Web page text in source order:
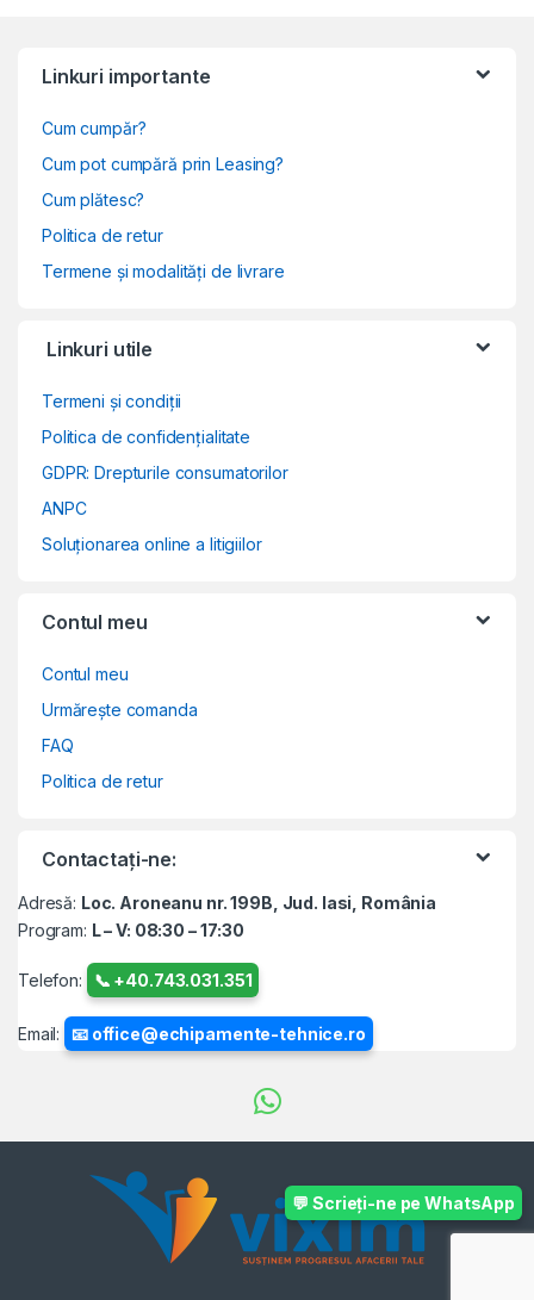
💬 Scrieți-ne pe WhatsApp
Linkuri importante
Cum cumpăr?
Cum pot cumpără prin Leasing?
Cum plătesc?
Politica de retur
Termene și modalități de livrare
Linkuri utile
Termeni și condiții
Politica de confidențialitate
GDPR: Drepturile consumatorilor
ANPC
Soluționarea online a litigiilor
Contul meu
Contul meu
Urmărește comanda
FAQ
Politica de retur
Contactați-ne:
Adresă: Loc. Aroneanu nr. 199B, Jud. Iasi, România
Program: L – V: 08:30 – 17:30
Telefon: 📞 +40.743.031.351
Email: 📧 office@echipamente-tehnice.ro